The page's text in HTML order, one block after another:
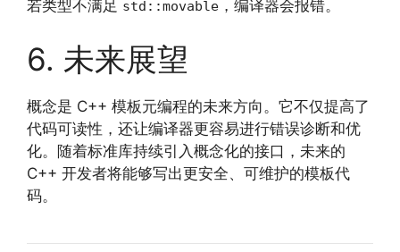
若类型不满足 std::movable ，编译器会报错。
6. 未来展望
概念是 C++ 模板元编程的未来方向。它不仅提高了
代码可读性，还让编译器更容易进行错误诊断和优
化。随着标准库持续引入概念化的接口，未来的
C++ 开发者将能够写出更安全、可维护的模板代
码。